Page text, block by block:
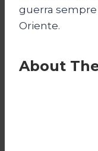
guerra
Oriente.
About